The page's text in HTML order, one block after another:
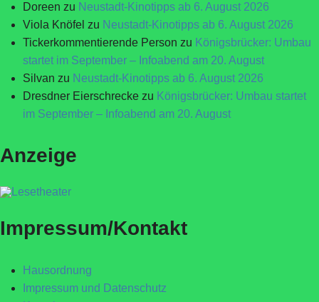
Doreen zu Neustadt-Kinotipps ab 6. August 2026
Viola Knöfel zu Neustadt-Kinotipps ab 6. August 2026
Tickerkommentierende Person zu Königsbrücker: Umbau
startet im September – Infoabend am 20. August
Silvan zu Neustadt-Kinotipps ab 6. August 2026
Dresdner Eierschrecke zu Königsbrücker: Umbau startet
im September – Infoabend am 20. August
Anzeige
Impressum/Kontakt
Hausordnung
Impressum und Datenschutz